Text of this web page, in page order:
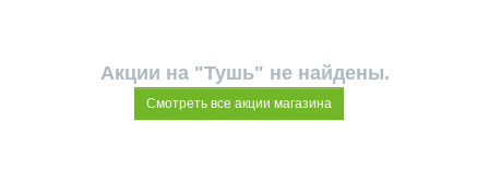
Акции на "Тушь" не найдены.
Смотреть все акции магазина